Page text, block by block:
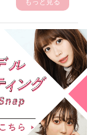
もっと見る